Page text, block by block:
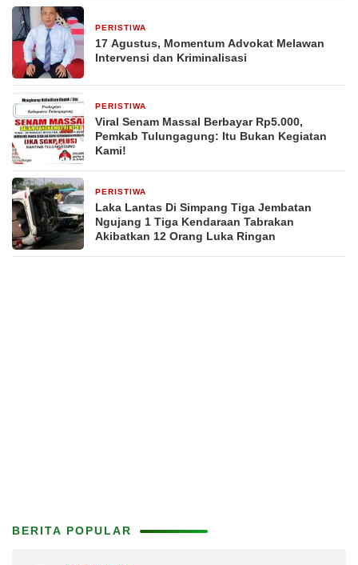
PERISTIWA
17 Agustus, Momentum Advokat Melawan
Intervensi dan Kriminalisasi
PERISTIWA
Viral Senam Massal Berbayar Rp5.000,
Pemkab Tulungagung: Itu Bukan Kegiatan
Kami!
PERISTIWA
Laka Lantas Di Simpang Tiga Jembatan
Ngujang 1 Tiga Kendaraan Tabrakan
Akibatkan 12 Orang Luka Ringan
BERITA POPULAR